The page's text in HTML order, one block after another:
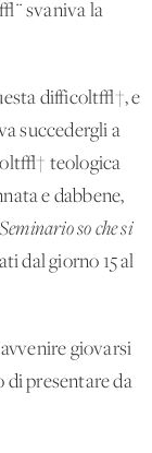
svaniva la
difficolt√†, e
succedergli a
teologica
e dabbene,
Seminario so che si
dal giorno 15 al
giovarsi
di presentare da